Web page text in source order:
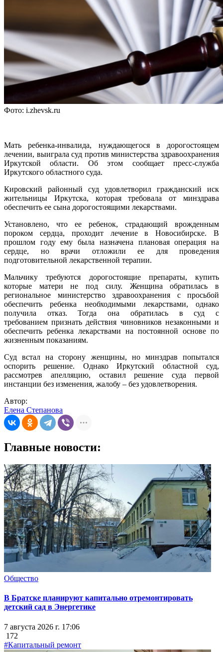
Фото: i.zhevsk.ru
Мать ребенка-инвалида, нуждающегося в дорогостоящем
лечении, выиграла суд против министерства здравоохранения
Иркутской области. Об этом сообщает пресс-служба
Иркутского областного суда.
Кировский районный суд удовлетворил гражданский иск
жительницы Иркутска, которая требовала от минздрава
обеспечить ее сына дорогостоящими лекарствами.
Установлено, что ее ребенок, страдающий врожденным
пороком сердца, проходит лечение в Новосибирске. В
прошлом году ему была назначена плановая операция на
сердце, но врачи отложили ее для проведения
подготовительной лекарственной терапии.
Мальчику требуются дорогостоящие препараты, купить
которые матери не под силу. Женщина обратилась в
региональное министерство здравоохранения с просьбой
обеспечить ребенка необходимыми лекарствами, однако
получила отказ. Тогда она обратилась в суд с
требованием признать действия чиновников незаконными и
обеспечить ребенка лекарствами на постоянной основе по
жизненным показаниям.
Суд встал на сторону женщины, но минздрав попытался
оспорить решение. Однако Иркутский областной суд,
рассмотрев апелляцию, оставил решение суда первой
инстанции без изменения, жалобу – без удовлетворения.
Автор:
Елена Степанова
Главные новости:
Общество
В Братске планируют капитально отремонтировать
детский сад в Энергетике
7 августа 2026 г. 17:06
172
#Капитальный ремонт